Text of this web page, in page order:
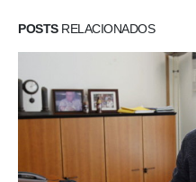
POSTSRELACIONADOS